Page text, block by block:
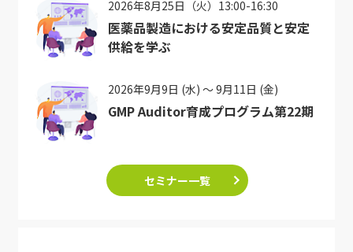
2026年8月25日（火）13:00-16:30
医薬品製造における安定品質と安定
供給を学ぶ
2026年9月9日 (水) ～ 9月11日 (金)
GMP Auditor育成プログラム第22期
セミナー一覧